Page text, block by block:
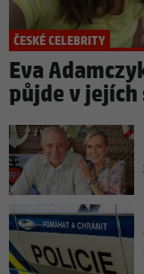
ČESKÉ CELEBRITY
Eva
půjde v